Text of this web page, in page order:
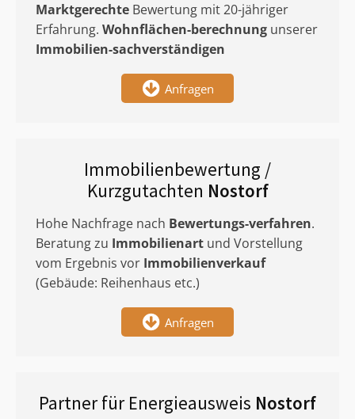
Marktgerechte Bewertung mit 20-jähriger
Erfahrung. Wohnflächen-berechnung unserer
Immobilien-sachverständigen
Anfragen
Immobilienbewertung /
Kurzgutachten Nostorf
Hohe Nachfrage nach Bewertungs-verfahren.
Beratung zu Immobilienart und Vorstellung
vom Ergebnis vor Immobilienverkauf
(Gebäude: Reihenhaus etc.)
Anfragen
Partner für Energieausweis Nostorf